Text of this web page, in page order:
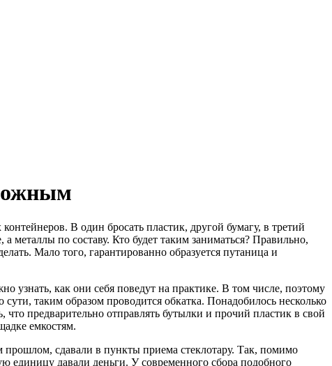
В один бросать пластик, другой бумагу, в третий
металлы по составу. Кто будет таким заниматься? Правильно,
Мало того, гарантированно образуется путаница и
узнать, как они себя поведут на практике. В том числе, поэтому
таким образом проводится обкатка. Понадобилось несколько
что предварительно отправлять бутылки и прочий пластик в свой
емкостям.
прошлом, сдавали в пункты приема стеклотару. Так, помимо
единицу давали деньги. У современного сбора подобного